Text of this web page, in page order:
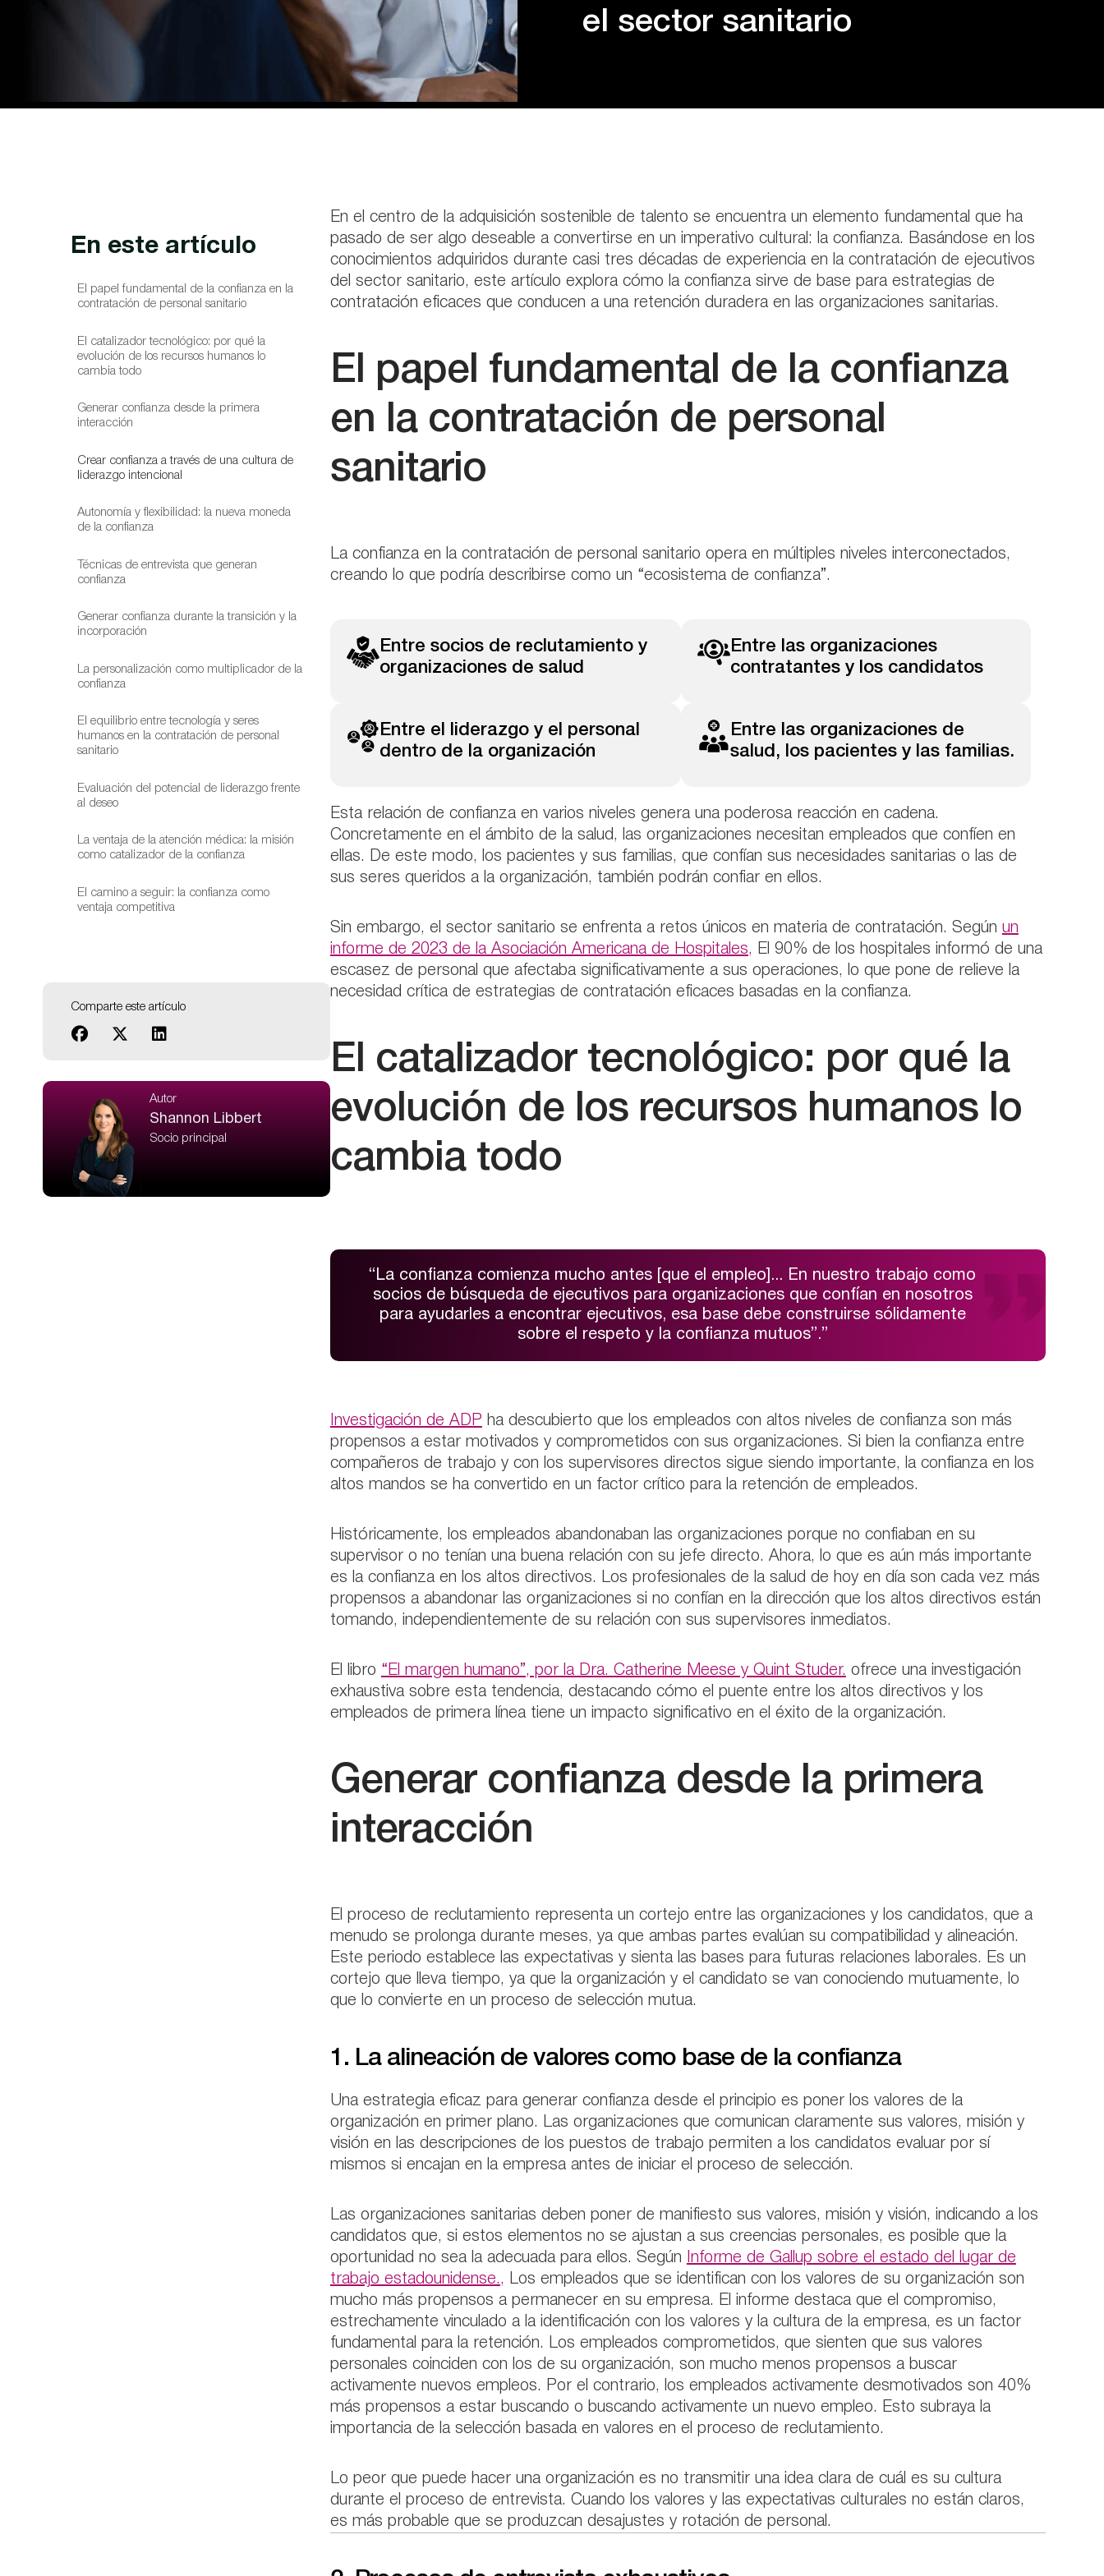
el sector sanitario
En este artículo
El papel fundamental de la confianza en la
contratación de personal sanitario
El catalizador tecnológico: por qué la
evolución de los recursos humanos lo
cambia todo
Generar confianza desde la primera
interacción
Crear confianza a través de una cultura de
liderazgo intencional
Autonomía y flexibilidad: la nueva moneda
de la confianza
Técnicas de entrevista que generan
confianza
Generar confianza durante la transición y la
incorporación
La personalización como multiplicador de la
confianza
El equilibrio entre tecnología y seres
humanos en la contratación de personal
sanitario
Evaluación del potencial de liderazgo frente
al deseo
La ventaja de la atención médica: la misión
como catalizador de la confianza
El camino a seguir: la confianza como
ventaja competitiva
Comparte este artículo
Autor
Shannon Libbert
Socio principal
En el centro de la adquisición sostenible de talento se encuentra un elemento fundamental que ha
pasado de ser algo deseable a convertirse en un imperativo cultural: la confianza. Basándose en los
conocimientos adquiridos durante casi tres décadas de experiencia en la contratación de ejecutivos
del sector sanitario, este artículo explora cómo la confianza sirve de base para estrategias de
contratación eficaces que conducen a una retención duradera en las organizaciones sanitarias.
El papel fundamental de la confianza
en la contratación de personal
sanitario
La confianza en la contratación de personal sanitario opera en múltiples niveles interconectados,
creando lo que podría describirse como un “ecosistema de confianza”.
Entre socios de reclutamiento y
organizaciones de salud
Entre el liderazgo y el personal
dentro de la organización
Entre las organizaciones
contratantes y los candidatos
Entre las organizaciones de
salud, los pacientes y las familias.
Esta relación de confianza en varios niveles genera una poderosa reacción en cadena.
Concretamente en el ámbito de la salud, las organizaciones necesitan empleados que confíen en
ellas. De este modo, los pacientes y sus familias, que confían sus necesidades sanitarias o las de
sus seres queridos a la organización, también podrán confiar en ellos.
Sin embargo, el sector sanitario se enfrenta a retos únicos en materia de contratación. Según un
informe de 2023 de la Asociación Americana de Hospitales,
El 90% de los hospitales informó de una
escasez de personal que afectaba significativamente a sus operaciones, lo que pone de relieve la
necesidad crítica de estrategias de contratación eficaces basadas en la confianza.
El catalizador tecnológico: por qué la
evolución de los recursos humanos lo
cambia todo
“La confianza comienza mucho antes [que el empleo]... En nuestro trabajo como
socios de búsqueda de ejecutivos para organizaciones que confían en nosotros
para ayudarles a encontrar ejecutivos, esa base debe construirse sólidamente
sobre el respeto y la confianza mutuos”.”
Investigación de ADP ha descubierto que los empleados con altos niveles de confianza son más
propensos a estar motivados y comprometidos con sus organizaciones. Si bien la confianza entre
compañeros de trabajo y con los supervisores directos sigue siendo importante, la confianza en los
altos mandos se ha convertido en un factor crítico para la retención de empleados.
Históricamente, los empleados abandonaban las organizaciones porque no confiaban en su
supervisor o no tenían una buena relación con su jefe directo. Ahora, lo que es aún más importante
es la confianza en los altos directivos. Los profesionales de la salud de hoy en día son cada vez más
propensos a abandonar las organizaciones si no confían en la dirección que los altos directivos están
tomando, independientemente de su relación con sus supervisores inmediatos.
El libro “El margen humano”, por la Dra. Catherine Meese y Quint Studer. ofrece una investigación
exhaustiva sobre esta tendencia, destacando cómo el puente entre los altos directivos y los
empleados de primera línea tiene un impacto significativo en el éxito de la organización.
Generar confianza desde la primera
interacción
El proceso de reclutamiento representa un cortejo entre las organizaciones y los candidatos, que a
menudo se prolonga durante meses, ya que ambas partes evalúan su compatibilidad y alineación.
Este periodo establece las expectativas y sienta las bases para futuras relaciones laborales. Es un
cortejo que lleva tiempo, ya que la organización y el candidato se van conociendo mutuamente, lo
que lo convierte en un proceso de selección mutua.
1. La alineación de valores como base de la confianza
Una estrategia eficaz para generar confianza desde el principio es poner los valores de la
organización en primer plano. Las organizaciones que comunican claramente sus valores, misión y
visión en las descripciones de los puestos de trabajo permiten a los candidatos evaluar por sí
mismos si encajan en la empresa antes de iniciar el proceso de selección.
Las organizaciones sanitarias deben poner de manifiesto sus valores, misión y visión, indicando a los
candidatos que, si estos elementos no se ajustan a sus creencias personales, es posible que la
oportunidad no sea la adecuada para ellos. Según
Informe de Gallup sobre el estado del lugar de
trabajo estadounidense.,
Los empleados que se identifican con los valores de su organización son
mucho más propensos a permanecer en su empresa. El informe destaca que el compromiso,
estrechamente vinculado a la identificación con los valores y la cultura de la empresa, es un factor
fundamental para la retención. Los empleados comprometidos, que sienten que sus valores
personales coinciden con los de su organización, son mucho menos propensos a buscar
activamente nuevos empleos. Por el contrario, los empleados activamente desmotivados son 40%
más propensos a estar buscando o buscando activamente un nuevo empleo. Esto subraya la
importancia de la selección basada en valores en el proceso de reclutamiento.
Lo peor que puede hacer una organización es no transmitir una idea clara de cuál es su cultura
durante el proceso de entrevista. Cuando los valores y las expectativas culturales no están claros,
es más probable que se produzcan desajustes y rotación de personal.